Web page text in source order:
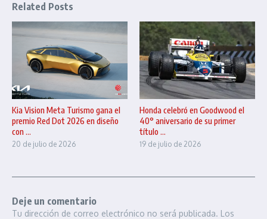
Related Posts
Kia Vision Meta Turismo gana el
premio Red Dot 2026 en diseño
con ...
20 de julio de 2026
Honda celebró en Goodwood el
40° aniversario de su primer
título ...
19 de julio de 2026
Deje un comentario
Tu dirección de correo electrónico no será publicada. Los